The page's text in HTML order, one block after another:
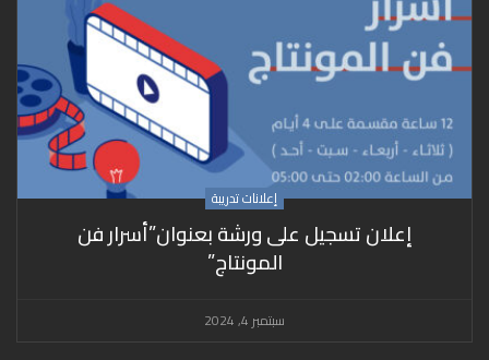
إعلانات تدريبة
إعلان تسجيل على ورشة بعنوان”أسرار فن
المونتاج”
سبتمبر 4, 2024